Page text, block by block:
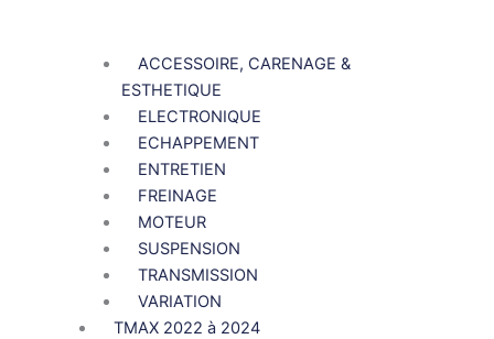
ACCESSOIRE, CARENAGE &
ESTHETIQUE
ELECTRONIQUE
ECHAPPEMENT
ENTRETIEN
FREINAGE
MOTEUR
SUSPENSION
TRANSMISSION
VARIATION
TMAX 2022 à 2024